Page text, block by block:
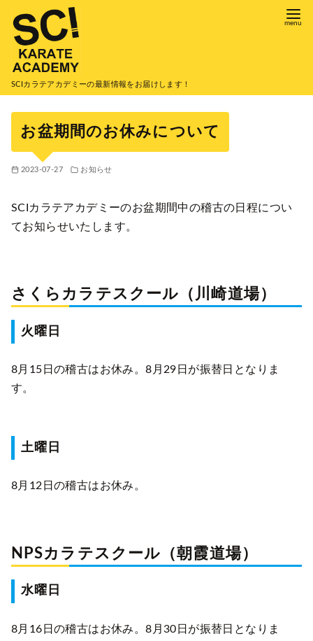
SCIカラテアカデミーの最新情報をお届けします！
お盆期間のお休みについて
2023-07-27 お知らせ
SCIカラテアカデミーのお盆期間中の稽古の日程につい
てお知らせいたします。
さくらカラテスクール（川崎道場）
火曜日
8月15日の稽古はお休み。8月29日が振替日となりま
す。
土曜日
8月12日の稽古はお休み。
NPSカラテスクール（朝霞道場）
水曜日
8月16日の稽古はお休み。8月30日が振替日となりま